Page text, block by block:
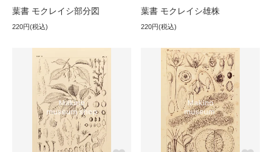
葉書 モクレイシ部分図
220円(税込)
葉書 モクレイシ雄株
220円(税込)